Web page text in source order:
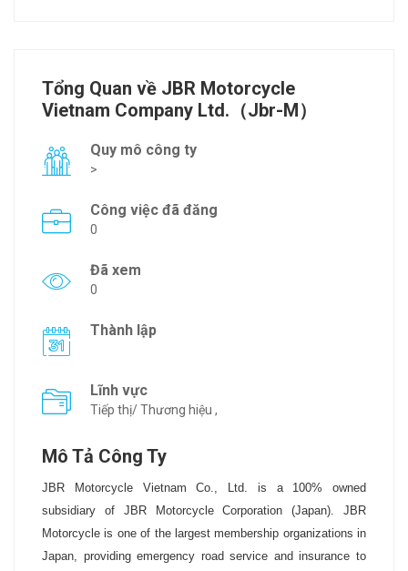
Tổng Quan về JBR Motorcycle
Vietnam Company Ltd.（Jbr-M）
Quy mô công ty
>
Công việc đã đăng
0
Đã xem
0
Thành lập
Lĩnh vực
Tiếp thị/ Thương hiệu ,
Mô Tả Công Ty
JBR Motorcycle Vietnam Co., Ltd. is a 100% owned
subsidiary of JBR Motorcycle Corporation (Japan). JBR
Motorcycle is one of the largest membership organizations in
Japan, providing emergency road service and insurance to